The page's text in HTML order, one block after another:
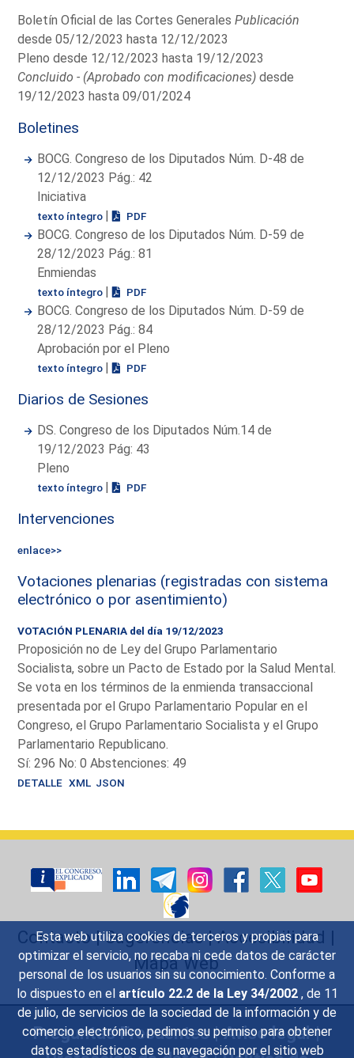
Esta web utiliza cookies de terceros y propias para
optimizar el servicio, no recaba ni cede datos de carácter
personal de los usuarios sin su conocimiento. Conforme a
lo dispuesto en el artículo 22.2 de la Ley 34/2002 , de 11
de julio, de servicios de la sociedad de la información y de
comercio electrónico, pedimos su permiso para obtener
datos estadísticos de su navegación por el sitio web
Boletín Oficial de las Cortes GeneralesPublicación
desde 05/12/2023 hasta 12/12/2023
Pleno desde 12/12/2023 hasta 19/12/2023
Concluido - (Aprobado con modificaciones) desde
19/12/2023 hasta 09/01/2024
Boletines
BOCG. Congreso de los Diputados Núm. D-48 de
12/12/2023 Pág.: 42
Iniciativa
texto íntegro | PDF
BOCG. Congreso de los Diputados Núm. D-59 de
28/12/2023 Pág.: 81
Enmiendas
texto íntegro | PDF
BOCG. Congreso de los Diputados Núm. D-59 de
28/12/2023 Pág.: 84
Aprobación por el Pleno
texto íntegro | PDF
Diarios de Sesiones
DS. Congreso de los Diputados Núm.14 de
19/12/2023 Pág: 43
Pleno
texto íntegro | PDF
Intervenciones
enlace>>
Votaciones plenarias (registradas con sistema
electrónico o por asentimiento)
VOTACIÓN PLENARIA del día 19/12/2023
Proposición no de Ley del Grupo Parlamentario
Socialista, sobre un Pacto de Estado por la Salud Mental.
Se vota en los términos de la enmienda transaccional
presentada por el Grupo Parlamentario Popular en el
Congreso, el Grupo Parlamentario Socialista y el Grupo
Parlamentario Republicano.
Sí: 296 No: 0 Abstenciones: 49
DETALLE XML JSON
Contacto|Sugerencias|Accesibilidad |
Mapa Web
Preguntas Frecuentes|Aviso legal|